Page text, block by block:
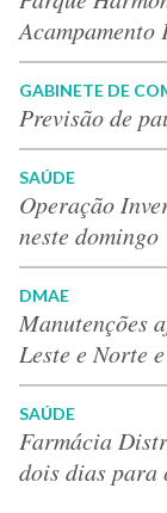
GABINETE DE
Previsão de
SAÚDE
Operação
neste domingo
DMAE
Manutenções
Leste e Norte
SAÚDE
Farmácia
dois dias para